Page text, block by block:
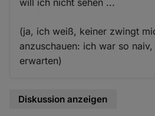
(ja, ich weiß, keiner zwingt
anzuschauen: ich war so
erwarten)
Diskussion anzeigen